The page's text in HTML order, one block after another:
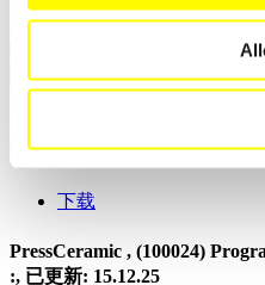
返回制造商概述筛选依据：
Version: :, 已更新:15.12.25
下载
PressCeramic , (100024)
:, 已更新: 15.12.25